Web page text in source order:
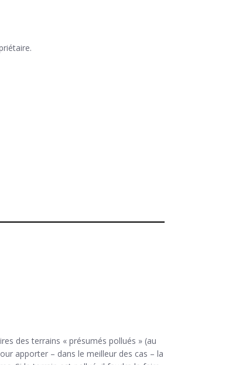
des terrains « présumés pollués » (au
apporter – dans le meilleur des cas – la